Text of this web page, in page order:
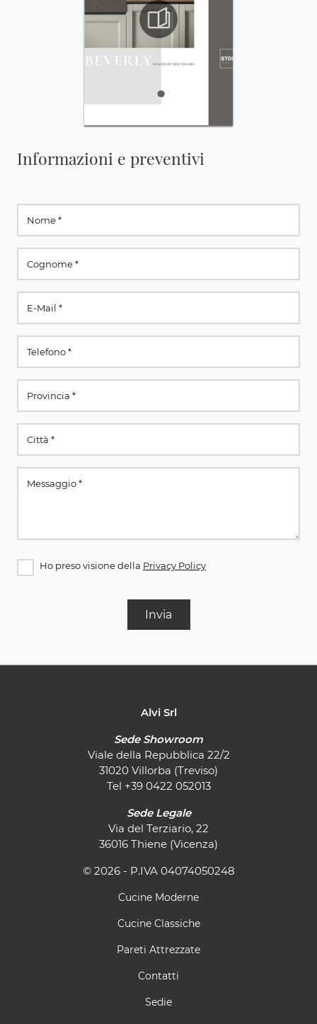
Informazioni e preventivi
Ho preso visione della Privacy Policy
Invia
Alvi Srl
Sede Showroom
Viale della Repubblica 22/2
31020 Villorba (Treviso)
Tel +39 0422 052013
Sede Legale
Via del Terziario, 22
36016 Thiene (Vicenza)
© 2026 - P.IVA 04074050248
Cucine Moderne
Cucine Classiche
Pareti Attrezzate
Contatti
Sedie